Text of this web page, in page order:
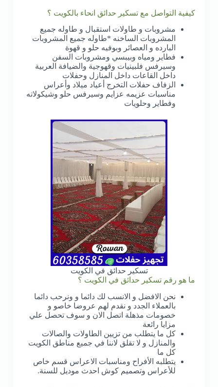
كيفية التواصل مع تسكير حدائق انحاء بالكويت ؟
مشروبات و طاولات استقبال و طاوله جميع
المشروبات الساخنه *طاوله جميع المشروبات
البارده و العصائر وبوفيه حلو و قهوة
فطاير ومياه وبيبسي ومشروبات السفن
وسيرفس فلبينيات وقهوجية والضيافة العربية
داخل القاعات داخل المنازل وحفلات
الزفاف حفلات التخرج أعياد ميلاد وأعراس
مناسبات عزيمه عزايم وسيرفس حلو وشيكولاته
وفطاير وحلويات
تسكير حدائق في الكويت
ما هو رقم تسكير حدائق في الكويت ؟
نحن الافضل و الانسب لك دائما و ونرحب دائما
بالعملاء الجدد و نقدم لهم عروضا خاصو و
خصومات مذهلة اتصل الان و سوف تحصل علي
مزايا رائعة
كل ما يتطلب من تزيين الطاولات والصالات
والمنازل و لا تقلق لاننا في جميع مناطق الكويت
كل ما
يتطلبه الأفراح ومناسبات الاعراس قسم خاص
للأعراس وتصميم كوش احدث موديل للسنة.